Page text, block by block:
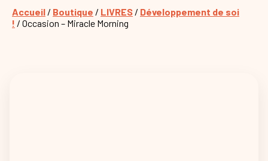
Accueil / Boutique / LIVRES / Développement de soi
! / Occasion – Miracle Morning